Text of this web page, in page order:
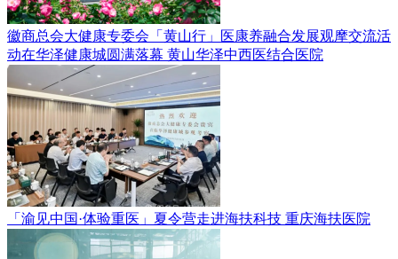
徽商总会大健康专委会「黄山行」医康养融合发展观摩交流活
动在华泽健康城圆满落幕 黄山华泽中西医结合医院
「渝见中国·体验重医」夏令营走进海扶科技 重庆海扶医院